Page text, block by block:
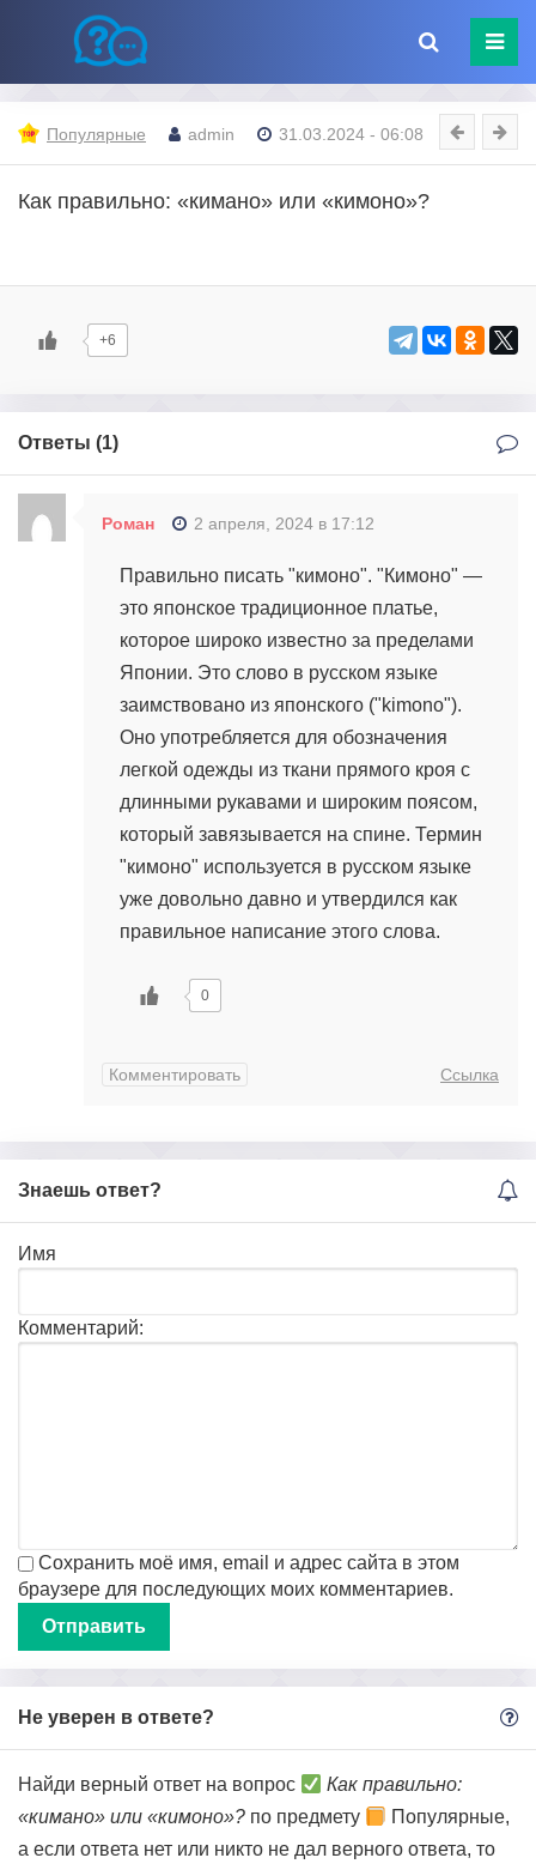
Популярные admin 31.03.2024 - 06:08
Как правильно: «кимано» или «кимоно»?
+6
Ответы (1)
Роман 2 апреля, 2024 в 17:12
Правильно писать "кимоно". "Кимоно" —
это японское традиционное платье,
которое широко известно за пределами
Японии. Это слово в русском языке
заимствовано из японского ("kimono").
Оно употребляется для обозначения
легкой одежды из ткани прямого кроя с
длинными рукавами и широким поясом,
который завязывается на спине. Термин
"кимоно" используется в русском языке
уже довольно давно и утвердился как
правильное написание этого слова.
0
Комментировать Ссылка
Знаешь ответ?
Имя
Комментарий:
Сохранить моё имя, email и адрес сайта в этом
браузере для последующих моих комментариев.
Не уверен в ответе?
Найди верный ответ на вопрос
Как правильно:
«кимано» или «кимоно»? по предмету
Популярные,
а если ответа нет или никто не дал верного ответа, то